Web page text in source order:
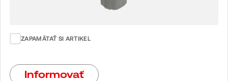
ZAPAMÄTAŤ SI ARTIKEL
Informovať